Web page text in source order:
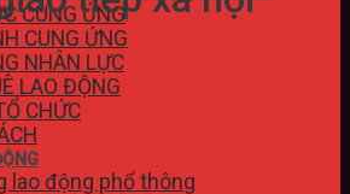
CUNG ỨNG
CUNG ỨNG
NHÂN LỰC
LAO ĐỘNG
CHỨC
lao động phổ thông